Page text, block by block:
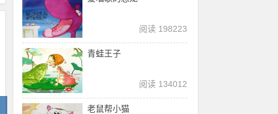
阅读 198223
青蛙王子
阅读 134012
老鼠帮小猫